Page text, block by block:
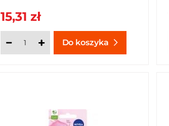
wspiera barierę ochronną skóry.
ceniących świeżość. Sięgnij po
komfort i młodszy wygląd w
15,31 zł
Do koszyka